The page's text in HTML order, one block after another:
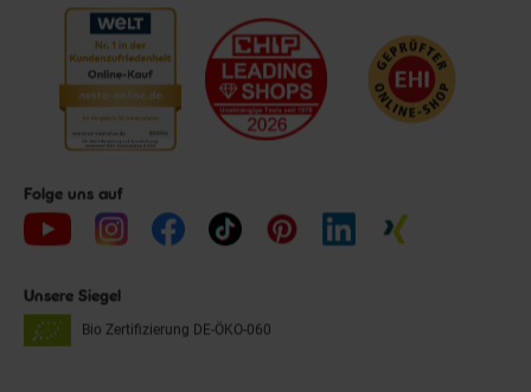
Folge uns auf
Unsere Siegel
Bio Zertifizierung DE-ÖKO-060